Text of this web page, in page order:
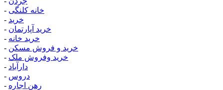
- خانه کلنگی
- خرید
- خرید آپارتمان
- خرید خانه
- خرید و فروش مسکن
- خرید وفروش ملک
- دارآباد
- دروس
- رهن اجاره